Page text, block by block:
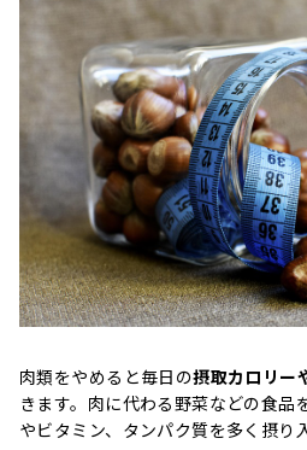
肉類をやめると毎日の摂取カロリー
きます。肉に代わる野菜などの食品
やビタミン、タンパク質を多く摂り